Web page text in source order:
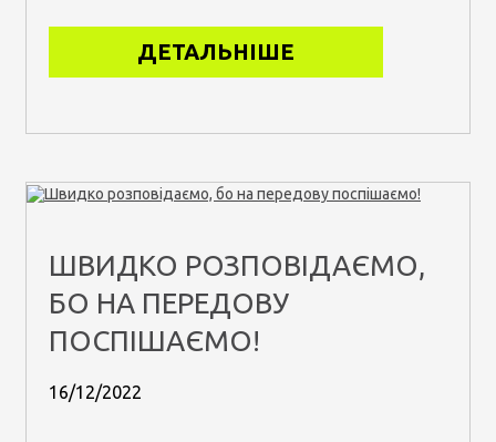
ДЕТАЛЬНІШЕ
ШВИДКО РОЗПОВІДАЄМО,
БО НА ПЕРЕДОВУ
ПОСПІШАЄМО!
16/12/2022